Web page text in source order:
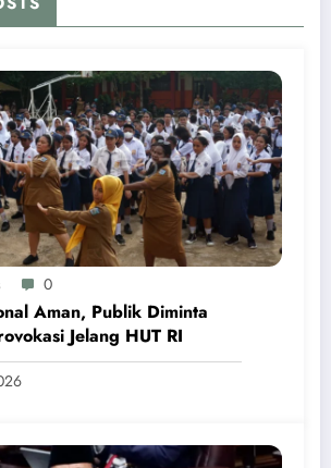
0
Aman, Publik Diminta
Jelang HUT RI